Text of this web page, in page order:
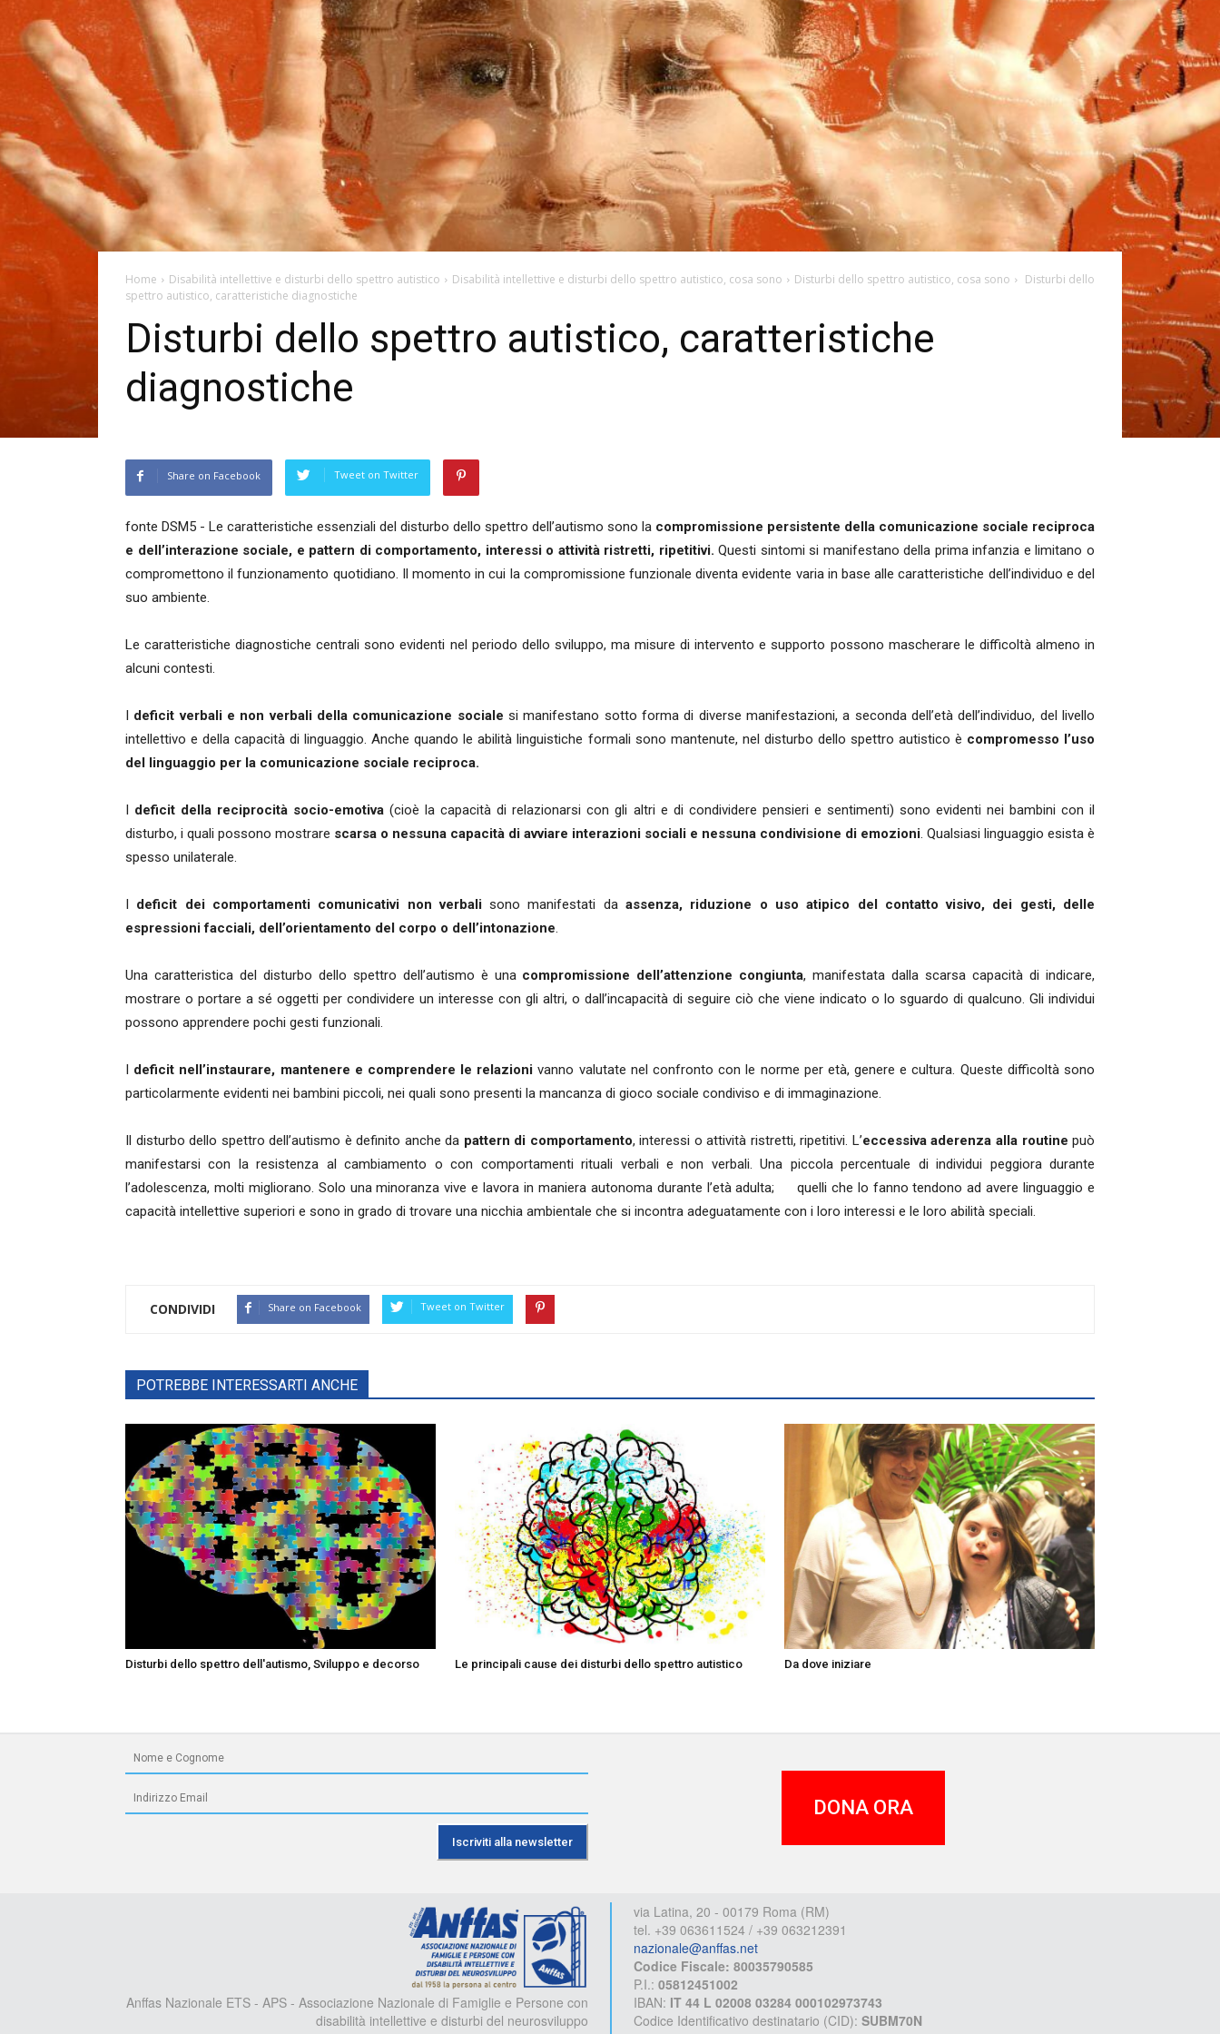
Home Disabilità intellettive e disturbi dello spettro autistico Disabilità intellettive e disturbi dello spettro autistico, cosa sono Disturbi dello spettro autistico, cosa sono
Disturbi dello
spettro autistico, caratteristiche diagnostiche
Disturbi dello spettro autistico, caratteristiche
diagnostiche
Share on Facebook Tweet on Twitter
fonte DSM5 - Le caratteristiche essenziali del disturbo dello spettro dell’autismo sono la compromissione persistente della comunicazione sociale reciproca
e dell’interazione sociale, e pattern di comportamento, interessi o attività ristretti, ripetitivi. Questi sintomi si manifestano della prima infanzia e limitano o
compromettono il funzionamento quotidiano. Il momento in cui la compromissione funzionale diventa evidente varia in base alle caratteristiche dell’individuo e del
suo ambiente.
Le caratteristiche diagnostiche centrali sono evidenti nel periodo dello sviluppo, ma misure di intervento e supporto possono mascherare le difficoltà almeno in
alcuni contesti.
deficit verbali e non verbali della comunicazione sociale si manifestano sotto forma di diverse manifestazioni, a seconda dell’età dell’individuo, del livello
intellettivo e della capacità di linguaggio. Anche quando le abilità linguistiche formali sono mantenute, nel disturbo dello spettro autistico è compromesso l’uso
del linguaggio per la comunicazione sociale reciproca.
deficit della reciprocità socio-emotiva (cioè la capacità di relazionarsi con gli altri e di condividere pensieri e sentimenti) sono evidenti nei bambini con il
disturbo, i quali possono mostrare scarsa o nessuna capacità di avviare interazioni sociali e nessuna condivisione di emozioni. Qualsiasi linguaggio esista è
spesso unilaterale.
deficit dei comportamenti comunicativi non verbalisono manifestati daassenza, riduzione o uso atipico del contatto visivo, dei gesti, delle
espressioni facciali, dell’orientamento del corpo o dell’intonazione.
Una caratteristica del disturbo dello spettro dell’autismo è una compromissione dell’attenzione congiunta, manifestata dalla scarsa capacità di indicare,
mostrare o portare a sé oggetti per condividere un interesse con gli altri, o dall’incapacità di seguire ciò che viene indicato o lo sguardo di qualcuno. Gli individui
possono apprendere pochi gesti funzionali.
deficit nell’instaurare, mantenere e comprendere le relazioni vanno valutate nel confronto con le norme per età, genere e cultura. Queste difficoltà sono
particolarmente evidenti nei bambini piccoli, nei quali sono presenti la mancanza di gioco sociale condiviso e di immaginazione.
Il disturbo dello spettro dell’autismo è definito anche da pattern di comportamento, interessi o attività ristretti, ripetitivi. L’eccessiva aderenza alla routine può
manifestarsi con la resistenza al cambiamento o con comportamenti rituali verbali e non verbali. Una piccola percentuale di individui peggiora durante
l’adolescenza, molti migliorano. Solo una minoranza vive e lavora in maniera autonoma durante l’età adulta; quelli che lo fanno tendono ad avere linguaggio e
capacità intellettive superiori e sono in grado di trovare una nicchia ambientale che si incontra adeguatamente con i loro interessi e le loro abilità speciali.
CONDIVIDI Share on Facebook Tweet on Twitter
POTREBBE INTERESSARTI ANCHE
Disturbi dello spettro dell'autismo, Sviluppo e decorso Le principali cause dei disturbi dello spettro autistico Da dove iniziare
DONA ORA
Anffas Nazionale ETS - APS - Associazione Nazionale di Famiglie e Persone con
disabilità intellettive e disturbi del neurosviluppo
via Latina, 20 - 00179 Roma (RM)
tel. +39 063611524 / +39 063212391
nazionale@anffas.net
Codice Fiscale: 80035790585
P.I.: 05812451002
IBAN: IT 44 L 02008 03284 000102973743
Codice Identificativo destinatario (CID): SUBM70N